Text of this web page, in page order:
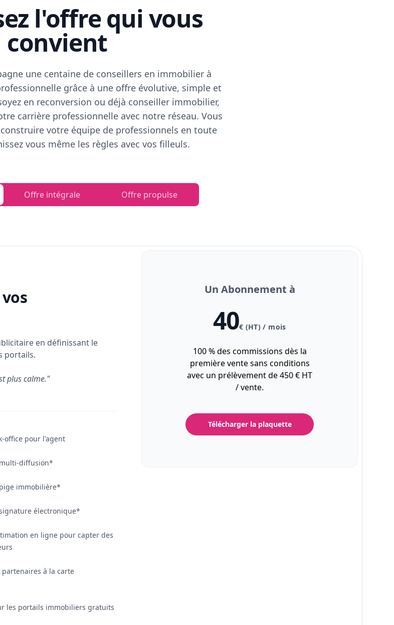
l'offre qui vous
convient
une centaine de conseillers en immobilier à
grâce à une offre évolutive, simple et
en reconversion ou déjà conseiller immobilier,
carrière professionnelle avec notre réseau. Vous
votre équipe de professionnels en toute
vous même les règles avec vos filleuls.
Offre intégrale Offre propulse
en définissant le
portails.
plus calme."
office pour l'agent
diffusion*
immobilière*
électronique*
en ligne pour capter des
partenaires à la carte
les portails immobiliers gratuits
Un Abonnement à
40€ (HT) / mois
100 % des commissions dès la
première vente sans conditions
avec un prélèvement de 450 € HT
/ vente.
Télécharger la plaquette